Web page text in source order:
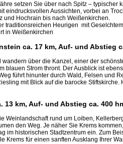
setzen Sie über nach Spitz – typischer
eindrucksvollen Aussichten, vorbei an
und Hochrain bis nach Weißenkirchen.
traditionsreichen Heurigen mit
in Weißenkirchen
ca. 17 km, Auf- und Abstieg
über die Kanzel, einer der
blauen Strom thront. Der Ausblick ist
führt hinunter durch Wald, Felsen und
mit Blick auf die barocke
13 km, Auf- und Abstieg ca. 400
Weinlandschaft rund um Loiben,
den Weg. Je näher Sie Krems
im historischen Stadtzentrum ein. Zum
Krems für einen sanften Ausklang Ihrer